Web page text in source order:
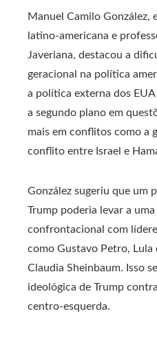
Manuel Camilo González,
latino-americana e
Javeriana, destacou a
geracional na política
a política externa dos
a segundo plano em
mais em conflitos como a
conflito entre Israel e
González sugeriu que um
Trump poderia levar a
confrontacional com
como Gustavo Petro, Lula
Claudia Sheinbaum. Isso
ideológica de Trump
centro-esquerda.